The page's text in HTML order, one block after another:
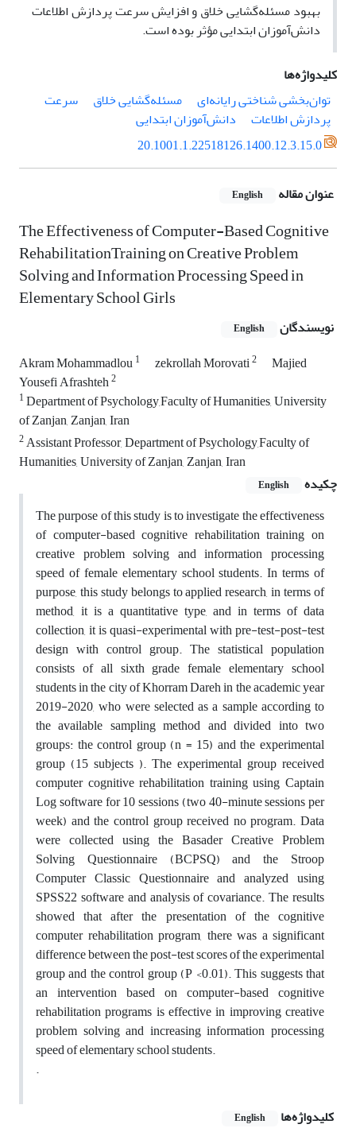
بهبود مسئله‌گشایی خلاق و افزایش سرعت پردازش اطلاعات
دانش‌آموزان ابتدایی مؤثر بوده است.
کلیدواژه‌ها
توان‌بخشی شناختی رایانه‌ای
مسئله‌گشایی خلاق
سرعت
پردازش اطلاعات
دانش‌آموزان ابتدایی
20.1001.1.22518126.1400.12.3.15.0
عنوان مقاله English
The Effectiveness of Computer-Based Cognitive
RehabilitationTraining on Creative Problem
Solving and Information Processing Speed in
Elementary School Girls
نویسندگان English
Akram Mohammadlou1 zekrollah Morovati2
Majied
Yousefi Afrashteh2
1Department of Psychology,Faculty of Humanities, University
of Zanjan, Zanjan, Iran
2Assistant Professor, Department of Psychology,Faculty of
Humanities, University of Zanjan, Zanjan, Iran
چکیده
English
The purpose of this study is to investigate the effectiveness
of computer-based cognitive rehabilitation training on
creative problem solving and information processing
speed of female elementary school students. In terms of
purpose, this study belongs to applied research, in terms of
method, it is a quantitative type, and in terms of data
collection, it is quasi-experimental with pre-test-post-test
design with control group. The statistical population
consists of all sixth grade female elementary school
students in the city of Khorram Dareh in the academic year
2019-2020, who were selected as a sample according to
the available sampling method and divided into two
groups: the control group (n = 15) and the experimental‌
group (15 subjects ). The experimental group received
computer cognitive rehabilitation training using Captain
Log software for 10 sessions ‌(two 40-minute sessions per
week) and the control group received no program. Data
were collected using the Basader Creative Problem
Solving Questionnaire (BCPSQ) and the Stroop
Computer Classic Questionnaire and analyzed using
SPSS22 software and analysis of covariance. The results
showed that after the presentation of the cognitive
computer rehabilitation program, there was a significant
difference between the post-test scores of the experimental
group and the control group (P <0.01). This suggests that
an intervention based on computer-based cognitive
rehabilitation programs is effective in improving creative
problem solving and increasing information processing
speed of elementary school students.
.
کلیدواژه‌ها
English